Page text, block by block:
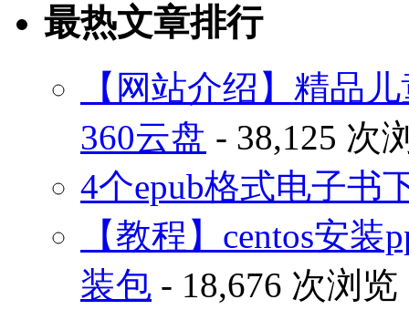
最热文章排行
【网站介绍】精品
360云盘 - 38,125 次
4个epub格式电子书
【教程】centos安
装包 - 18,676 次浏览